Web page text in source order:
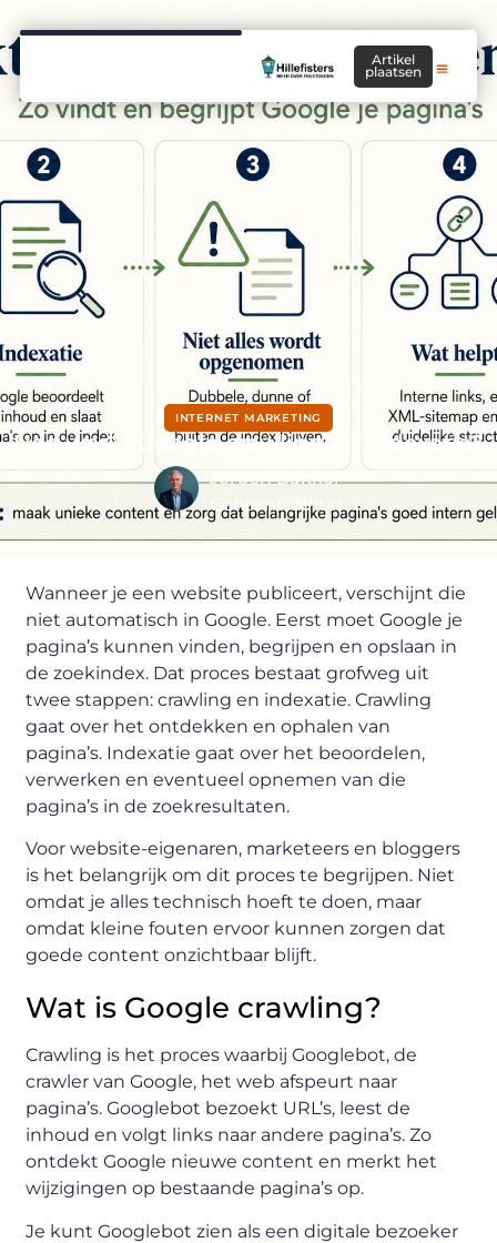
Artikel
plaatsen
INTERNET MARKETING
Hoe werkt Google crawling en indexatie?
Jeroen Bakker
Content Writer
Wanneer je een website publiceert, verschijnt die
niet automatisch in Google. Eerst moet Google je
pagina’s kunnen vinden, begrijpen en opslaan in
de zoekindex. Dat proces bestaat grofweg uit
twee stappen: crawling en indexatie. Crawling
gaat over het ontdekken en ophalen van
pagina’s. Indexatie gaat over het beoordelen,
verwerken en eventueel opnemen van die
pagina’s in de zoekresultaten.
Voor website-eigenaren, marketeers en bloggers
is het belangrijk om dit proces te begrijpen. Niet
omdat je alles technisch hoeft te doen, maar
omdat kleine fouten ervoor kunnen zorgen dat
goede content onzichtbaar blijft.
Wat is Google crawling?
Crawling is het proces waarbij Googlebot, de
crawler van Google, het web afspeurt naar
pagina’s. Googlebot bezoekt URL’s, leest de
inhoud en volgt links naar andere pagina’s. Zo
ontdekt Google nieuwe content en merkt het
wijzigingen op bestaande pagina’s op.
Je kunt Googlebot zien als een digitale bezoeker